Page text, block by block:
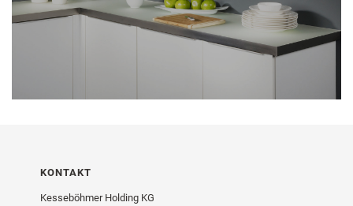
KONTAKT
Kesseböhmer Holding KG